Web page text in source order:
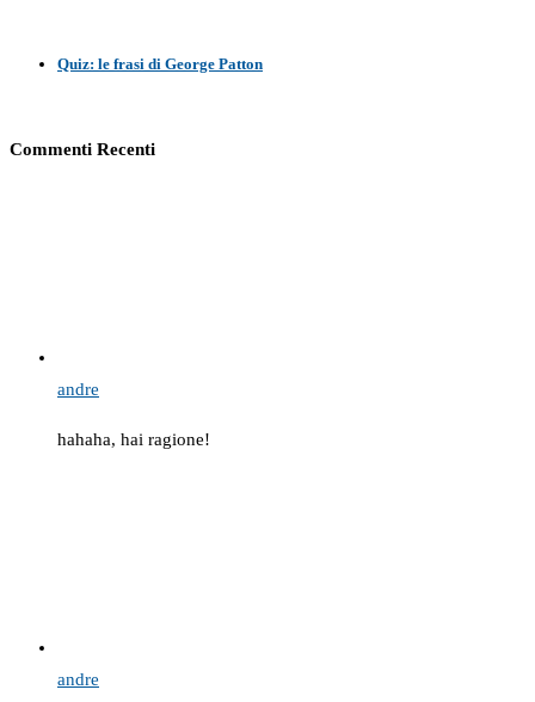
Quiz: le frasi di George Patton
Commenti Recenti
andre
hahaha, hai ragione!
andre